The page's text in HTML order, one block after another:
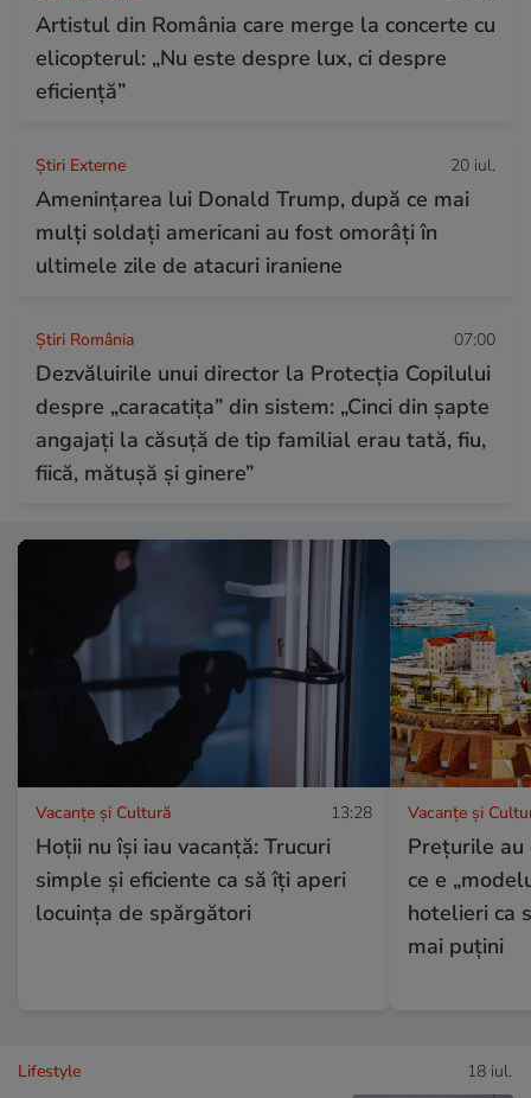
Artistul din România care merge la concerte cu
elicopterul: „Nu este despre lux, ci despre
eficiență”
Știri Externe 20 iul.
Amenințarea lui Donald Trump, după ce mai
mulți soldați americani au fost omorâți în
ultimele zile de atacuri iraniene
Știri România 07:00
Dezvăluirile unui director la Protecția Copilului
despre „caracatița” din sistem: „Cinci din șapte
angajați la căsuță de tip familial erau tată, fiu,
fiică, mătușă și ginere”
Vacanțe și Cultură 13:28
Hoții nu își iau vacanță: Trucuri
simple și eficiente ca să îți aperi
locuința de spărgători
Vacanțe și
Prețurile au
ce e
hotelieri ca
mai puțini
Lifestyle 18 iul.